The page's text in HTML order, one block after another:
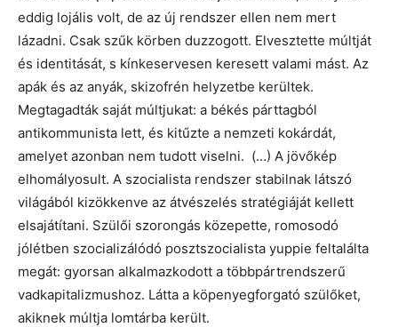
eddig lojális volt, de az új rendszer ellen nem mert
lázadni. Csak szűk körben duzzogott. Elvesztette múltját
és identitását, s kínkeservesen keresett valami mást. Az
apák és az anyák, skizofrén helyzetbe kerültek.
Megtagadták saját múltjukat: a békés párttagból
antikommunista lett, és kitűzte a nemzeti kokárdát,
amelyet azonban nem tudott viselni. (…) A jövőkép
elhomályosult. A szocialista rendszer stabilnak látszó
világából kizökkenve az átvészelés stratégiáját kellett
elsajátítani. Szülői szorongás közepette, romosodó
jólétben szocializálódó posztszocialista yuppie feltalálta
megát: gyorsan alkalmazkodott a többpártrendszerű
vadkapitalizmushoz. Látta a köpenyegforgató szülőket,
akiknek múltja lomtárba került.